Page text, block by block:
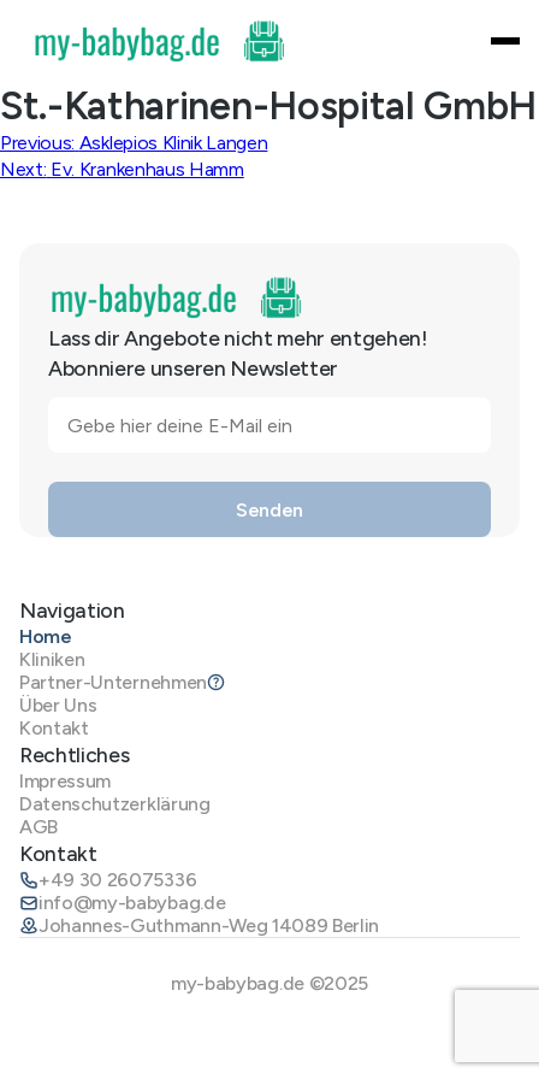
content
St.-Katharinen-Hospital GmbH
Beitragsnavigation
Previous: Asklepios Klinik Langen
Next: Ev. Krankenhaus Hamm
Lass dir Angebote nicht mehr entgehen!
Abonniere unseren Newsletter
Navigation
Home
Kliniken
Partner-Unternehmen
Über Uns
Kontakt
Rechtliches
Impressum
Datenschutzerklärung
AGB
Kontakt
+49 30 26075336
info@my-babybag.de
Johannes-Guthmann-Weg 14089 Berlin
my-babybag.de ©2025